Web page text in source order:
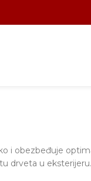
i obezbeđuje
drveta u eksterijeru.